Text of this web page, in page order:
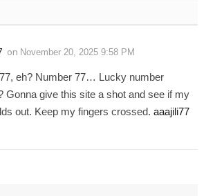
on November 20, 2025 9:58 PM
eh? Number 77… Lucky number
Gonna give this site a shot and see if my
out. Keep my fingers crossed. aaajili77